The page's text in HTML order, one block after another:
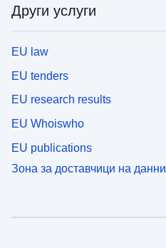
Други услуги
EU law
EU tenders
EU research results
EU Whoiswho
EU publications
Зона за доставчици на данни